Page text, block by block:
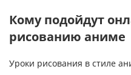
Кому подойдут
рисованию аниме
Уроки рисования в стиле